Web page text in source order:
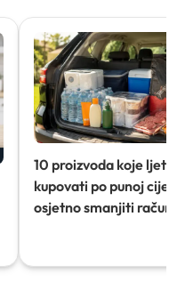
10 proizvoda koje ljeti
kupovati po punoj
osjetno smanjiti račun)